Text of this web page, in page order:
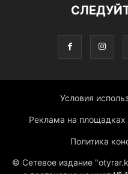
Условия
Реклама на площадках
Политика
© Сетевое издание